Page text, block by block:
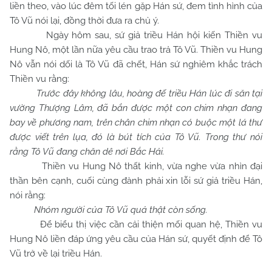
liền theo, vào lúc đêm tối lén gặp Hán sứ, đem tình hình của
Tô Vũ nói lại, đồng thời đưa ra chủ ý.
Ngày hôm sau, sứ giả triều Hán hội kiến Thiền vu
Hung Nô, một lần nữa yêu cầu trao trả Tô Vũ. Thiền vu Hung
Nô vẫn nói dối là Tô Vũ đã chết, Hán sứ nghiêm khắc trách
Thiền vu rằng:
Trước đây không lâu, hoàng đế triều Hán lúc đi săn tại
vường Thượng Lâm, đã bắn được một con chim nhạn đang
bay về phương nam, trên chân chim nhạn có buộc một lá thư
được viết trên lụa, đó là bút tích của Tô Vũ. Trong thư nói
rằng Tô Vũ đang chăn dê nơi Bắc Hải.
Thiền vu Hung Nô thất kinh, vừa nghe vừa nhìn đại
thần bên cạnh, cuối cùng đành phải xin lỗi sứ giả triều Hán,
nói rằng:
Nhóm người của Tô Vũ quả thật còn sống.
Để biểu thị việc cần cải thiện mối quan hệ, Thiền vu
Hung Nô liền đáp ứng yêu cầu của Hán sứ, quyết định để Tô
Vũ trở về lại triều Hán.